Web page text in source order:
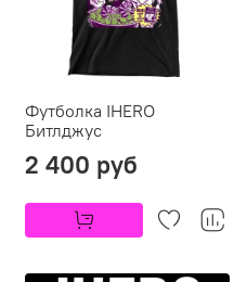
Футболка IHERO
Битлджус
2 400 руб